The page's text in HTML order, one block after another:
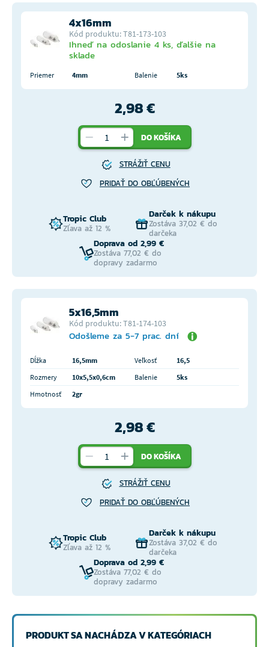
4x16mm
Kód produktu: T81-173-103
Ihneď na odoslanie 4 ks, ďalšie na
sklade
Priemer 4mm Balenie 5ks
2,98 €
DO KOŠÍKA
STRÁŽIŤ CENU
PRIDAŤ DO OBĽÚBENÝCH
Tropic Club
Zľava až 12 %
Darček k nákupu
Zostáva 37,02 € do
darčeka
Doprava od 2,99 €
Zostáva 77,02 € do
dopravy zadarmo
5x16,5mm
Kód produktu: T81-174-103
Odošleme za 5-7 prac. dní
Dĺžka 16,5mm Veľkosť
16,5
Rozmery
10x5,5x0,6cm Balenie
5ks
Hmotnosť
2gr
2,98 €
DO KOŠÍKA
STRÁŽIŤ CENU
PRIDAŤ DO OBĽÚBENÝCH
Tropic Club
Zľava až 12 %
Darček k nákupu
Zostáva 37,02 € do
darčeka
Doprava od 2,99 €
Zostáva 77,02 € do
dopravy zadarmo
PRODUKT SA NACHÁDZA V KATEGÓRIACH